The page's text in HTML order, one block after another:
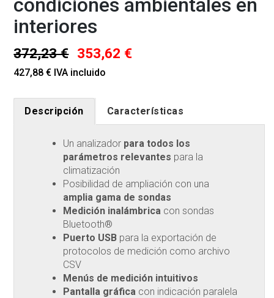
condiciones ambientales en
interiores
372,23 € 353,62 €
427,88 € IVA incluido
Descripción Características
Un analizador para todos los
parámetros relevantes para la
climatización
Posibilidad de ampliación con una
amplia gama de sondas
Medición inalámbrica con sondas
Bluetooth®
Puerto USB para la exportación de
protocolos de medición como archivo
CSV
Menús de medición intuitivos
Pantalla gráfica con indicación paralela